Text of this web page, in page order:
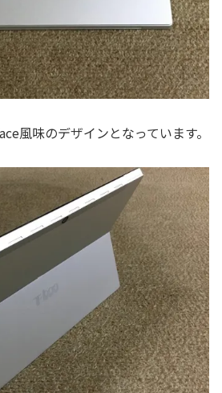
風味のデザインとなっています。